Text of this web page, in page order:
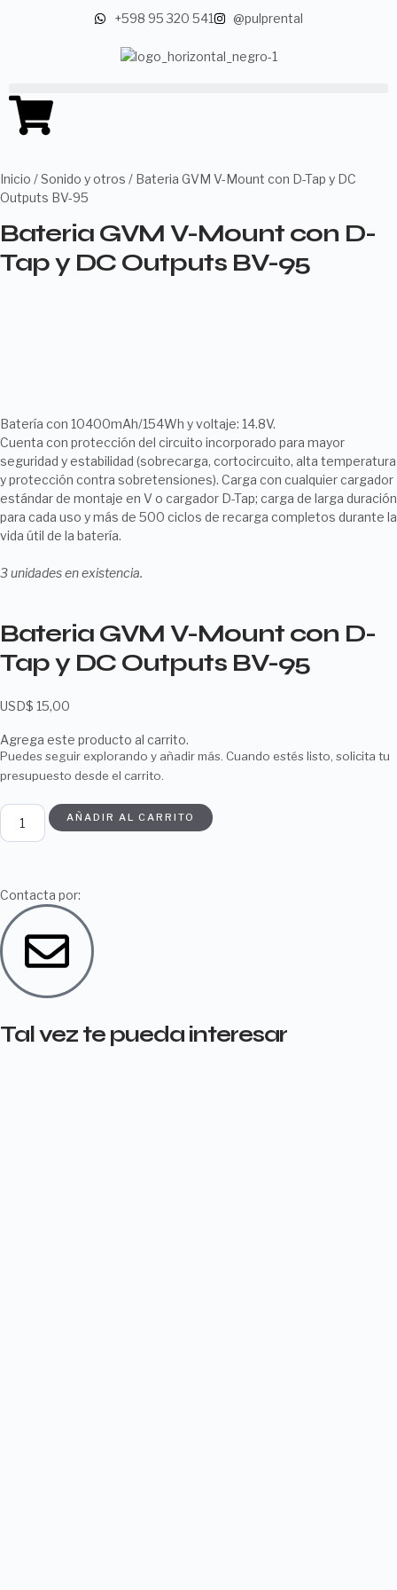
+598 95 320 541 @pulprental
Inicio /Sonido y otros / Bateria GVM V-Mount con D-Tap y DC
Outputs BV-95
Bateria GVM V-Mount con D-
Tap y DC Outputs BV-95
Batería con 10400mAh/154Wh y voltaje: 14.8V.
Cuenta con protección del circuito incorporado para mayor
seguridad y estabilidad (sobrecarga, cortocircuito, alta temperatura
y protección contra sobretensiones). Carga con cualquier cargador
estándar de montaje en V o cargador D-Tap; carga de larga duración
para cada uso y más de 500 ciclos de recarga completos durante la
vida útil de la batería.
3 unidades en existencia.
Bateria GVM V-Mount con D-
Tap y DC Outputs BV-95
USD$ 15,00
Agrega este producto al carrito.
Puedes seguir explorando y añadir más. Cuando estés listo, solicita tu
presupuesto desde el carrito.
AÑADIR AL CARRITO
Contacta por:
Tal vez te pueda interesar